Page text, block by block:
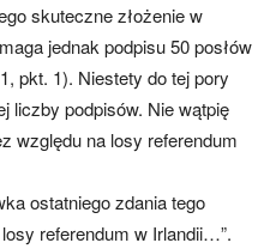
skuteczne złożenie w
jednak podpisu 50 posłów
pkt. 1). Niestety do tej pory
liczby podpisów. Nie wątpię
względu na losy referendum
ostatniego zdania tego
referendum w Irlandii…”.